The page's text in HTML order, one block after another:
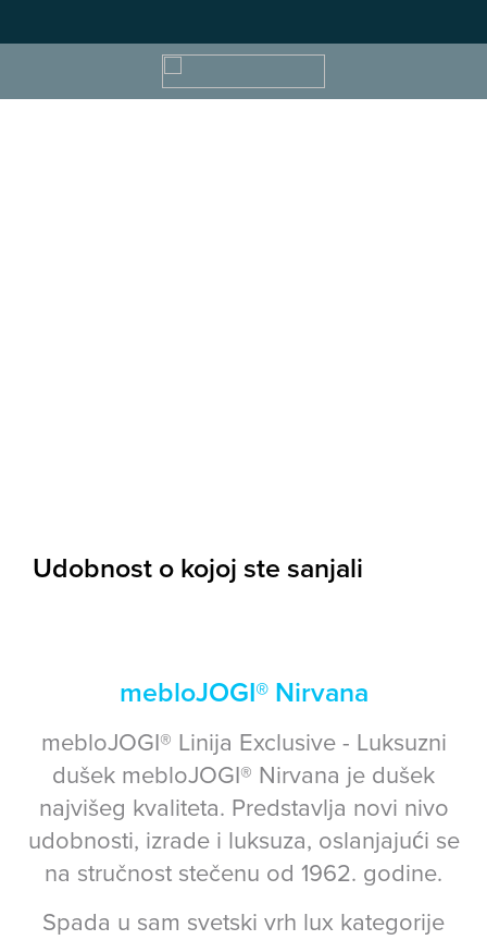
Udobnost o kojoj ste sanjali
mebloJOGI® Nirvana
mebloJOGI® Linija Exclusive - Luksuzni
dušek mebloJOGI® Nirvana je dušek
najvišeg kvaliteta. Predstavlja novi nivo
udobnosti, izrade i luksuza, oslanjajući se
na stručnost stečenu od 1962. godine.
Spada u sam svetski vrh lux kategorije